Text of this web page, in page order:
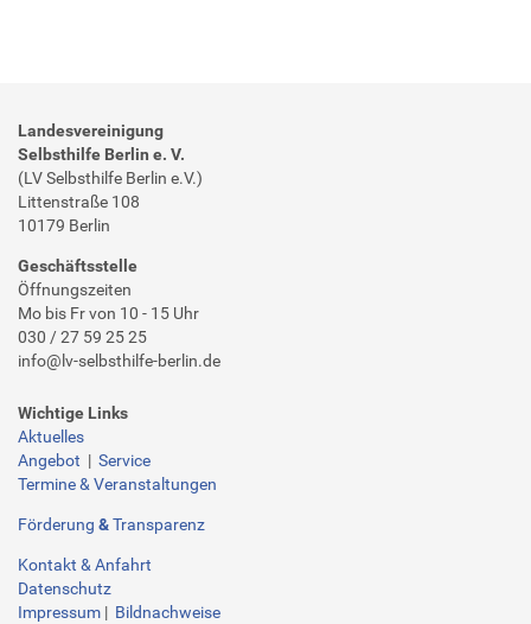
Landesvereinigung
Selbsthilfe Berlin e. V.
(LV Selbsthilfe Berlin e.V.)
Littenstraße 108
10179 Berlin
Geschäftsstelle
Öffnungszeiten
Mo bis Fr von 10 - 15 Uhr
030 / 27 59 25 25
info@lv-selbsthilfe-berlin.de
Wichtige Links
Aktuelles
Angebot | Service
Termine & Veranstaltungen
Förderung &Transparenz
Kontakt & Anfahrt
Datenschutz
Impressum | Bildnachweise